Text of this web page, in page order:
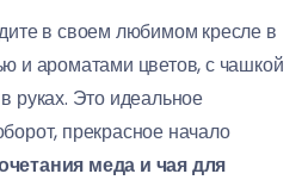
в своем любимом кресле в
и ароматами цветов, с чашкой
руках. Это идеальное
прекрасное начало
меда и чая для